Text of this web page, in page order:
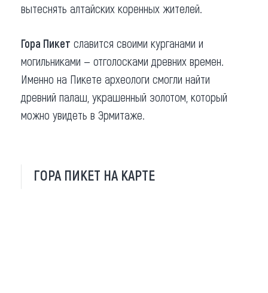
вытеснять алтайских коренных жителей.
Гора Пикет славится своими курганами и
могильниками — отголосками древних времен.
Именно на Пикете археологи смогли найти
древний палаш, украшенный золотом, который
можно увидеть в Эрмитаже.
ГОРА ПИКЕТ НА КАРТЕ